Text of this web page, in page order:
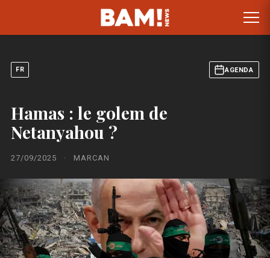
FR AGENDA
Hamas : le golem de
Netanyahou ?
27/09/2025 · MARCAN